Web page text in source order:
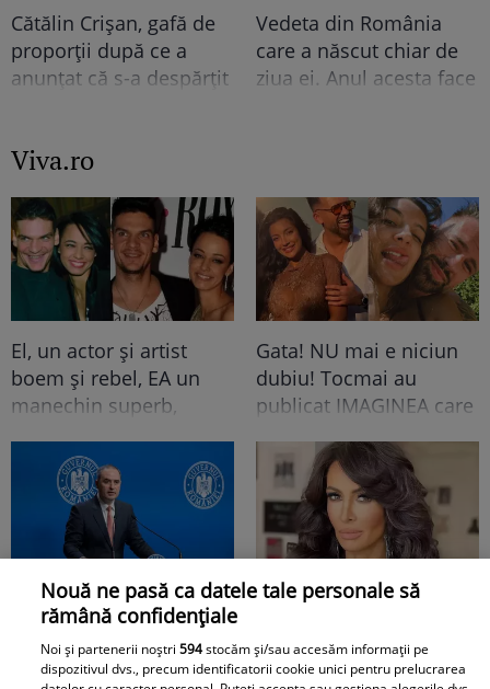
Cătălin Crișan, gafă de
proporții după ce a
anunțat că s-a despărțit
Internauții i-au bătut
Vedeta din România
care a născut chiar de
ziua ei. Anul acesta face
Viva.ro
El, un actor și artist
boem și rebel, EA un
manechin superb,
bărbații...Când s-au
văzut prima oară au
simțit o chimie
nemaiîntâlnită, s-au
au format un cuplu
timp de cinci ani. Dar
relația lor nu a fost una
lină ci plină de certuri și
Gata! NU mai e niciun
dubiu! Tocmai au
publicat IMAGINEA care
nicio, dar nicio
explicație! Toată lumea
i-a felicitat pe loc! Ce
fruuumos
Wow, cine ar fi crezut?
Alexandru Nazare (45
de ani), ministrul de
Finanțe, se va căsători
E din nou SCANDAL
și părinții lui Felix
Baumgartner, dar de
Nouă ne pasă ca datele tale personale să
rămână confidențiale
Noi și partenerii noștri594stocăm și/sau accesăm informații pe
dispozitivul dvs., precum identificatorii cookie unici pentru prelucrarea